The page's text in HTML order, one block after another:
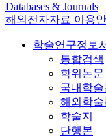
Databases & Journals
해외전자자료 이용
학술연구정보
통합검색
학위논문
국내학술
해외학술
학술지
단행본